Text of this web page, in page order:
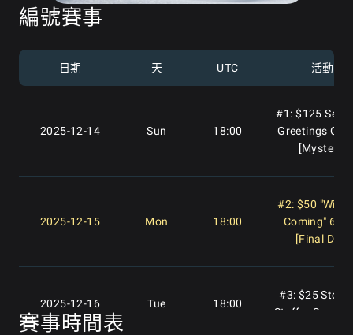
編號賽事
日期 天 UTC 活動
2025-12-14 Sun 18:00
#1: $125
Greetings
[Mystery]
2025-12-15 Mon 18:00
#2: $50
Coming" 6-
[Final Day]
2025-12-16 Tue 18:00
#3: $25
Stuffer
賽事時間表